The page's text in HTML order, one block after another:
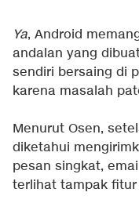
Ya, Android
andalan yang
sendiri bersaing di
karena masalah
Menurut Osen,
diketahui
pesan singkat,
terlihat tampak fitur